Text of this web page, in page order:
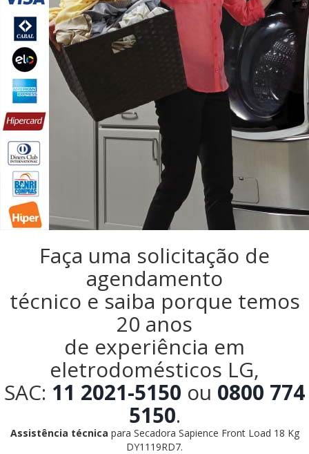
Faça uma solicitação de
agendamento
técnico e saiba porque temos
20 anos
de experiência em
eletrodomésticos LG,
SAC: 11 2021-5150 ou 0800 774
5150.
Assistência técnica para Secadora Sapience Front Load 18 Kg
DY1119RD7.